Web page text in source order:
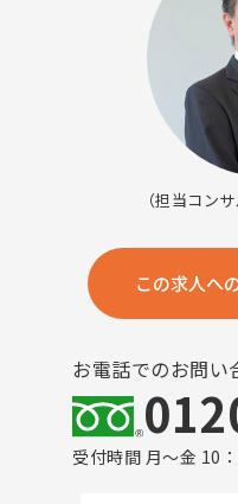
（担当コン
この求人へ
お電話でのお問い
受付時間 月～金 10